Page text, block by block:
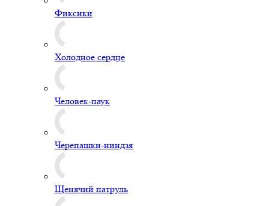
Фиксики
Холодное сердце
Человек-паук
Черепашки-ниндзя
Щенячий патруль